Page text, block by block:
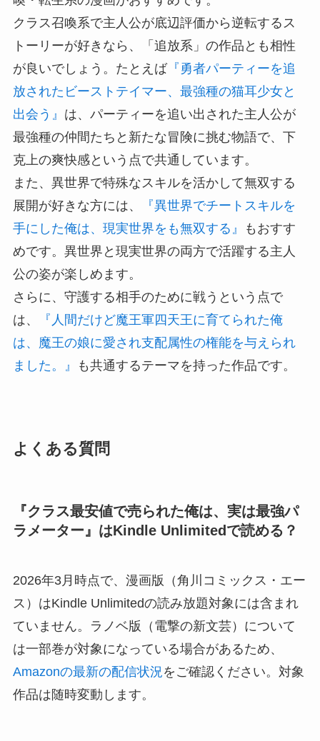
クラス召喚系で主人公が底辺評価から逆転するス
トーリーが好きなら、「追放系」の作品とも相性
が良いでしょう。たとえば『勇者パーティーを追
放されたビーストテイマー、最強種の猫耳少女と
出会う』 は、パーティーを追い出された主人公が
最強種の仲間たちと新たな冒険に挑む物語で、下
克上の爽快感という点で共通しています。
また、異世界で特殊なスキルを活かして無双する
展開が好きな方には、
『異世界でチートスキルを
手にした俺は、現実世界をも無双する』
もおすす
めです。異世界と現実世界の両方で活躍する主人
公の姿が楽しめます。
さらに、守護する相手のために戦うという点で
は、
『人間だけど魔王軍四天王に育てられた俺
は、魔王の娘に愛され支配属性の権能を与えられ
ました。』
も共通するテーマを持った作品です。
よくある質問
『クラス最安値で売られた俺は、実は最強パ
ラメーター』はKindle Unlimitedで読める？
2026年3月時点で、漫画版（角川コミックス・エー
ス）はKindle Unlimitedの読み放題対象には含まれ
ていません。ラノベ版（電撃の新文芸）について
は一部巻が対象になっている場合があるため、
Amazonの最新の配信状況をご確認ください。対象
作品は随時変動します。